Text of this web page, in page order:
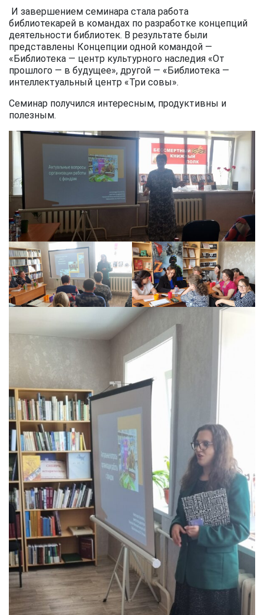
И завершением семинара стала работа
библиотекарей в командах по разработке концепций
деятельности библиотек. В результате были
представлены Концепции одной командой —
«Библиотека — центр культурного наследия «От
прошлого — в будущее», другой — «Библиотека —
интеллектуальный центр «Три совы».
Семинар получился интересным, продуктивны и
полезным.